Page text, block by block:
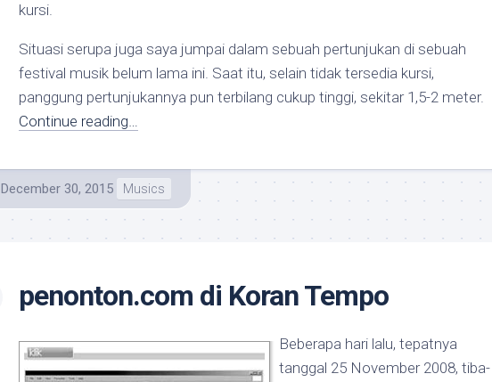
kursi.
Situasi serupa juga saya jumpai dalam sebuah pertunjukan di sebuah
festival musik belum lama ini. Saat itu, selain tidak tersedia kursi,
panggung pertunjukannya pun terbilang cukup tinggi, sekitar 1,5-2 meter.
Continue reading…
December 30, 2015 Musics
penonton.com di Koran Tempo
Beberapa hari lalu, tepatnya
tanggal 25 November 2008, tiba-